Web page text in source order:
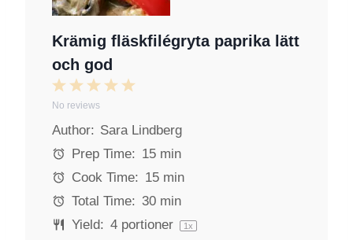
Krämig fläskfilégryta paprika lätt
och god
5
t
r
4
t
a
r
s
3
t
a
r
s
2
S
t
a
r
s
1
S
t
a
No reviews
Author: Sara Lindberg
Prep Time: 15 min
Cook Time: 15 min
Total Time: 30 min
Yield: 4portioner 1x